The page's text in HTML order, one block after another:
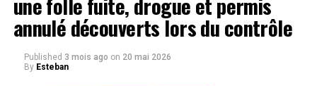
annulé découverts lors du contrôle
Published 3 mois ago on 20 mai 2026
By Esteban